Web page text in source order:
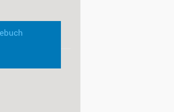
Lippe"